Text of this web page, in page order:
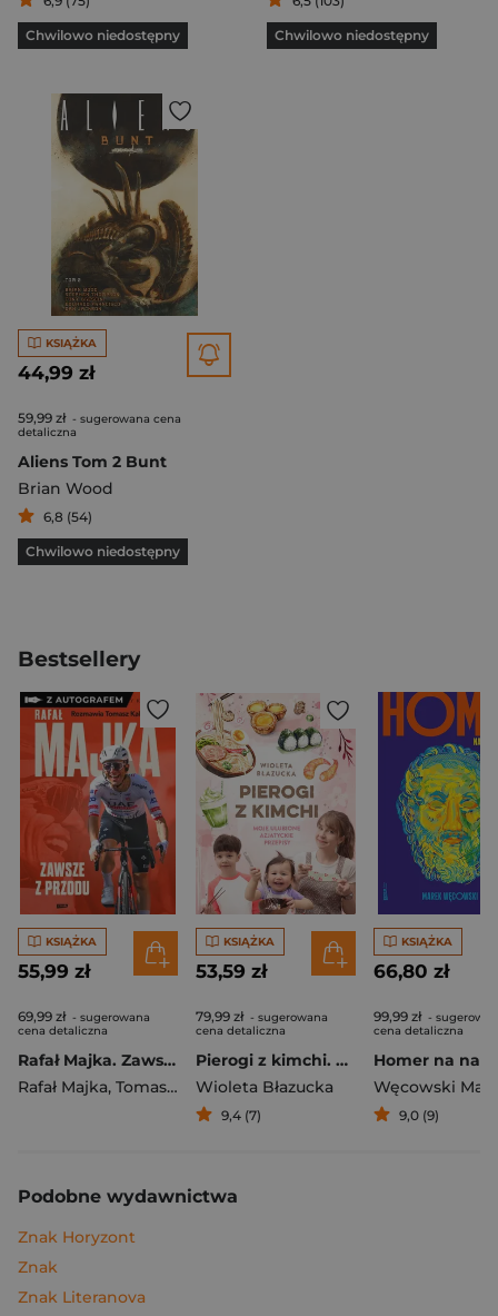
Chwilowo niedostępny Chwilowo niedostępny
KSIĄŻKA
44,99 zł
59,99 zł - sugerowana cena
detaliczna
Aliens Tom 2 Bunt
Brian Wood
6,8 (54)
Chwilowo niedostępny
Bestsellery
KSIĄŻKA
55,99 zł
69,99 zł - sugerowana
cena detaliczna
Rafał Majka. Zawsze z przodu. Rozmawia Tomasz Kalemba - książka z autografem
Rafał Majka, Tomasz Kalemba
KSIĄŻKA
53,59 zł
79,99 zł - sugerowana
cena detaliczna
Pierogi z kimchi. Moje ulubione azjatyckie przepisy
Wioleta Błazucka
9,4 (7)
KSIĄŻKA
66,80 zł
99,99 zł -
cena detaliczna
Węcowski
9,0 (9)
Podobne wydawnictwa
Znak Horyzont
Znak
Znak Literanova